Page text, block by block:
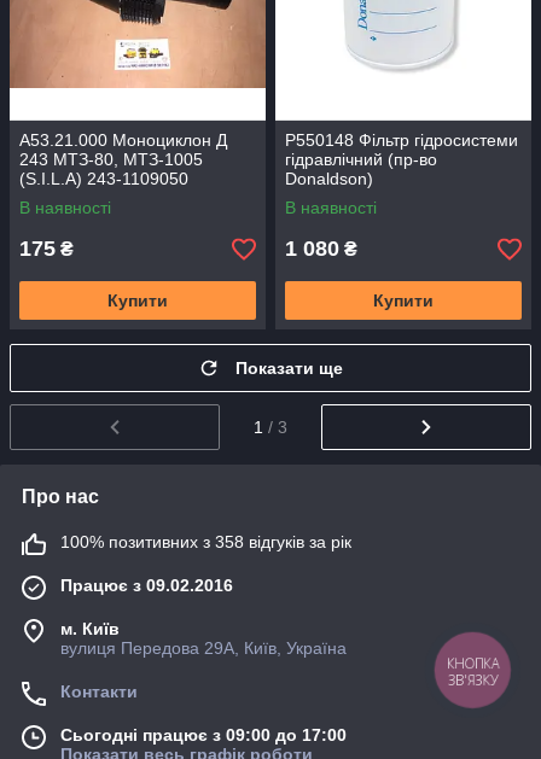
А53.21.000 Моноциклон Д
243 МТЗ-80, МТЗ-1005
(S.I.L.A) 243-1109050
В наявності
175 ₴
Купити
P550148 Фільтр гідросистеми
гідравлічний (пр-во
Donaldson)
В наявності
1 080 ₴
Купити
Показати ще
1 / 3
Про нас
100% позитивних з 358 відгуків за рік
Працює з 09.02.2016
м. Київ
вулиця Передова 29А, Київ, Україна
Контакти
Сьогодні працює з 09:00 до 17:00
Показати весь графік роботи
КНОПКА
ЗВ'ЯЗКУ